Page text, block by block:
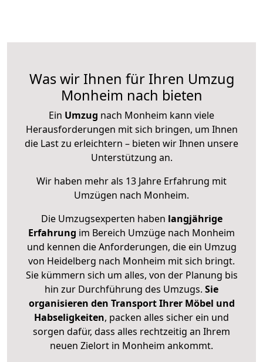
Was wir Ihnen für Ihren Umzug
Monheim nach bieten
Ein Umzug nach Monheim kann viele
Herausforderungen mit sich bringen, um Ihnen
die Last zu erleichtern – bieten wir Ihnen unsere
Unterstützung an.
Wir haben mehr als 13 Jahre Erfahrung mit
Umzügen nach Monheim.
Die Umzugsexperten haben langjährige
Erfahrung im Bereich Umzüge nach Monheim
und kennen die Anforderungen, die ein Umzug
von Heidelberg nach Monheim mit sich bringt.
Sie kümmern sich um alles, von der Planung bis
hin zur Durchführung des Umzugs. Sie
organisieren den Transport Ihrer Möbel und
Habseligkeiten, packen alles sicher ein und
sorgen dafür, dass alles rechtzeitig an Ihrem
neuen Zielort in Monheim ankommt.